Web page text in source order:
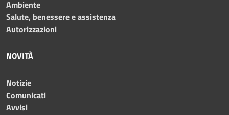
Ambiente
Salute, benessere e assistenza
Autorizzazioni
NOVITÀ
Notizie
Comunicati
Avvisi